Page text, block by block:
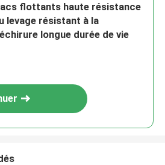
flottants haute résistance
levage résistant à la
longue durée de vie